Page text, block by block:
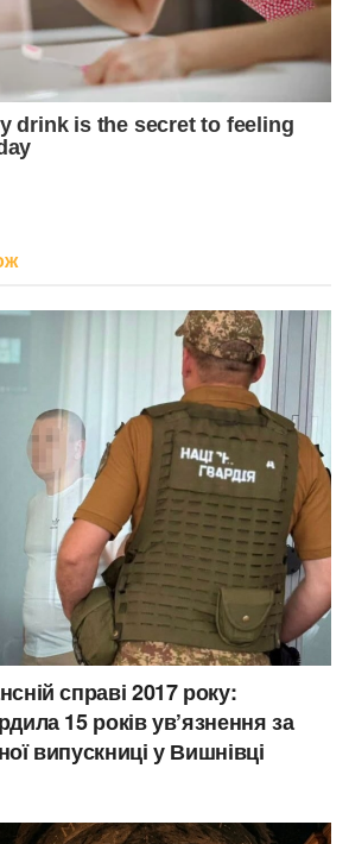
справі 2017 року:
15 років ув’язнення за
випускниці у Вишнівці